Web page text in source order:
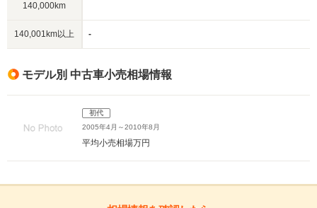
140,000km
140,001km以上 -
モデル別 中古車小売相場情報
初代
2005年4月～2010年8月
平均小売相場万円